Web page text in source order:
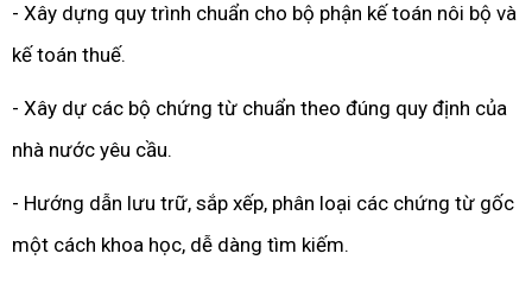
- Xây dựng quy trình chuẩn cho bộ phận kế toán nôi bộ và
kế toán thuế.
- Xây dự các bộ chứng từ chuẩn theo đúng quy định của
nhà nước yêu cầu.
- Hướng dẫn lưu trữ, sắp xếp, phân loại các chứng từ gốc
một cách khoa học, dễ dàng tìm kiếm.